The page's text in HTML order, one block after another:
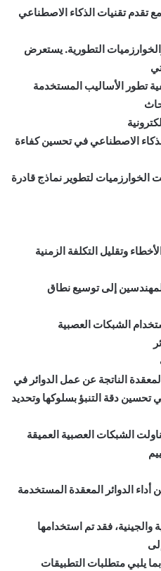
تقدم تقنيات الذكاء الاصطناعي
التطورية. يستعرض
تطور الأساليب المستخدمة
الاصطناعي في تحسين كفاءة
الخوارزميات لتطوير نماذج قادرة
وتقليل التكلفة الزمنية
إلى توسيع نطاق
الشبكات العصبية
الناتجة عن عمل الدوائر في
دقة التنبؤ بسلوكها وتحديد
الشبكات العصبية العميقة
الدوائر المعقدة المستخدمة
فقد تم استخدامها
يلبي متطلبات التطبيقات